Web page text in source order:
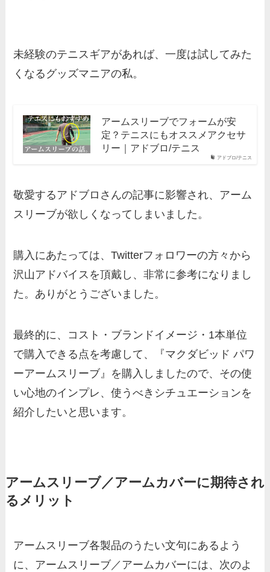
未経験のテニスギアがあれば、一度は試してみた
くなるグッズマニアの私。
アドブロ/テニス
アームスリーブでフォームが安
定？テニスにもオススメアクセサ
リー｜アドブロ/テニス
敬愛するアドブロさんの記事に影響され、アーム
スリーブが欲しくなってしまいました。
購入にあたっては、Twitterフォロワーの方々から
沢山アドバイスを頂戴し、非常に参考になりまし
た。ありがとうございました。
最終的に、コスト・ブランドイメージ・1本単位
で購入できる点を考慮して、『マクダビッド パワ
ーアームスリーブ』を購入しましたので、その使
い心地のインプレ、使うべきシチュエーションを
紹介したいと思います。
アームスリーブ／アームカバーに期待され
るメリット
アームスリーブ各製品のうたい文句にあるよう
に、アームスリーブ／アームカバーには、次のよ